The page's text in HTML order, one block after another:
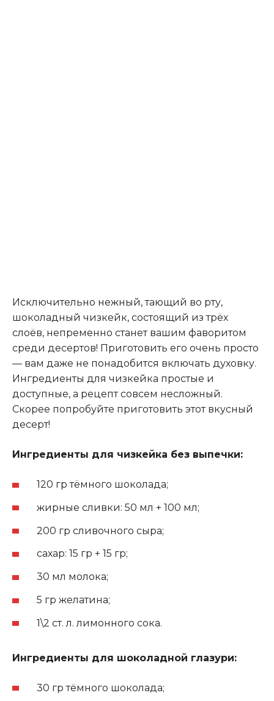
Исключительно нежный, тающий во рту,
шоколадный чизкейк, состоящий из трёх
слоёв, непременно станет вашим фаворитом
среди десертов! Приготовить его очень просто
— вам даже не понадобится включать духовку.
Ингредиенты для чизкейка простые и
доступные, а рецепт совсем несложный.
Скорее попробуйте приготовить этот вкусный
десерт!
Ингредиенты для чизкейка без выпечки:
120 гр тёмного шоколада;
жирные сливки: 50 мл + 100 мл;
200 гр сливочного сыра;
сахар: 15 гр + 15 гр;
30 мл молока;
5 гр желатина;
1\2 ст. л. лимонного сока.
Ингредиенты для шоколадной глазури:
30 гр тёмного шоколада;